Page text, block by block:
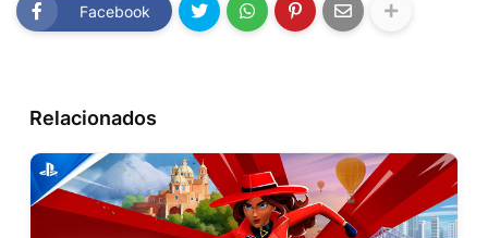
Facebook
Relacionados